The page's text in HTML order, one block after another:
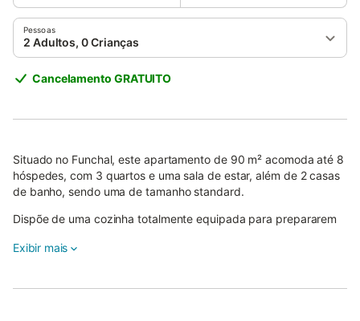
Pessoas
2 Adultos, 0 Crianças
Cancelamento GRATUITO
Situado no Funchal, este apartamento de 90 m² acomoda até 8
hóspedes, com 3 quartos e uma sala de estar, além de 2 casas
de banho, sendo uma de tamanho standard.
Dispõe de uma cozinha totalmente equipada para prepararem
Exibir mais